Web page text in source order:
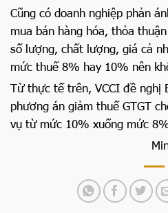
Cũng có doanh nghiệp phản
mua bán hàng hóa, thỏa
số lượng, chất lượng, giá cả
mức thuế 8% hay 10% nên
Từ thực tế trên, VCCI đề nghị
phương án giảm thuế GTGT
vụ từ mức 10% xuống mức